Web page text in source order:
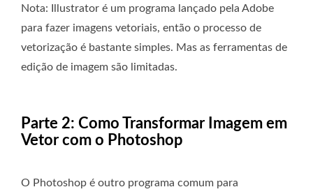
Nota: Illustrator é um programa lançado pela Adobe
para fazer imagens vetoriais, então o processo de
vetorização é bastante simples. Mas as ferramentas de
edição de imagem são limitadas.
Parte 2: Como Transformar Imagem em
Vetor com o Photoshop
O Photoshop é outro programa comum para